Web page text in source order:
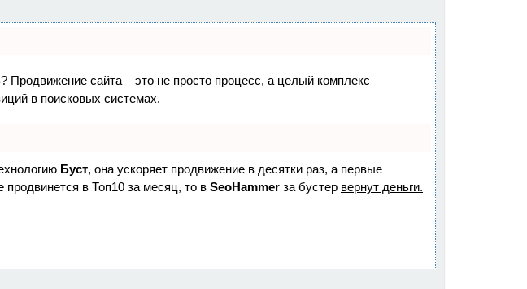
Продвижение сайта – это не просто процесс, а целый комплекс
в поисковых системах.
Буст, она ускоряет продвижение в десятки раз, а первые
в Топ10 за месяц, то в SeoHammer за бустер вернут деньги.